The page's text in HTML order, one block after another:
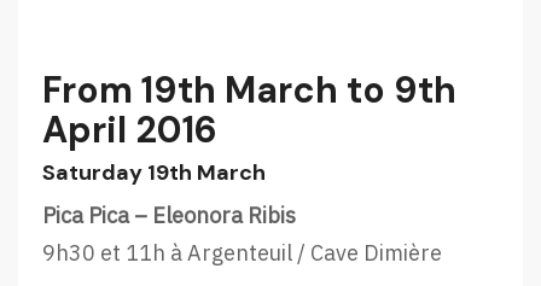
From 19th March to 9th
April 2016
Saturday 19th March
Pica Pica – Eleonora Ribis
9h30 et 11h à Argenteuil / Cave Dimière